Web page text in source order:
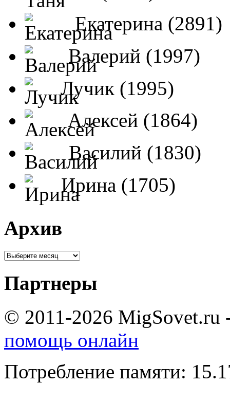
Екатерина (2891)
Валерий (1997)
Лучик (1995)
Алексей (1864)
Василий (1830)
Ирина (1705)
Архив
Партнеры
© 2011-2026 MigSovet.ru
помощь онлайн
Потребление памяти: